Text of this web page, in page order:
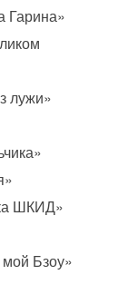
Гарина»
лужи»
ШКИД»
Бзоу»